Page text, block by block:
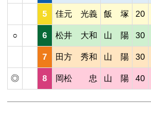
5 佳元 光義 飯 塚 20
○ 6 松井 大和 山 陽 30
7 田方 秀和 山 陽 30
◎ 8 岡松 忠 山 陽 40